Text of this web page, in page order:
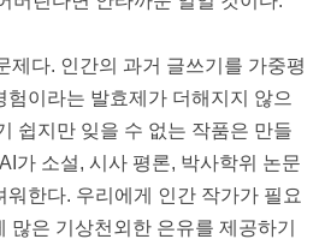
제다. 인간의 과거 글쓰기를 가중평
험이라는 발효제가 더해지지 않으
쉽지만 잊을 수 없는 작품은 만들
가 소설, 시사 평론, 박사학위 논문
한다. 우리에게 인간 작가가 필요
많은 기상천외한 은유를 제공하기